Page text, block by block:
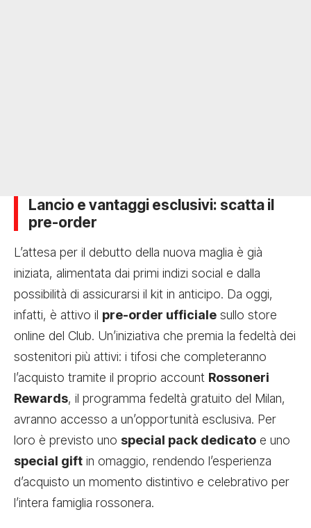
Lancio e vantaggi esclusivi: scatta il
pre-order
L’attesa per il debutto della nuova maglia è già
iniziata, alimentata dai primi indizi social e dalla
possibilità di assicurarsi il kit in anticipo. Da oggi,
infatti, è attivo il pre-order ufficiale sullo store
online del Club. Un’iniziativa che premia la fedeltà dei
sostenitori più attivi: i tifosi che completeranno
l’acquisto tramite il proprio account Rossoneri
Rewards, il programma fedeltà gratuito del Milan,
avranno accesso a un’opportunità esclusiva. Per
loro è previsto uno special pack dedicato e uno
special gift in omaggio, rendendo l’esperienza
d’acquisto un momento distintivo e celebrativo per
l’intera famiglia rossonera.